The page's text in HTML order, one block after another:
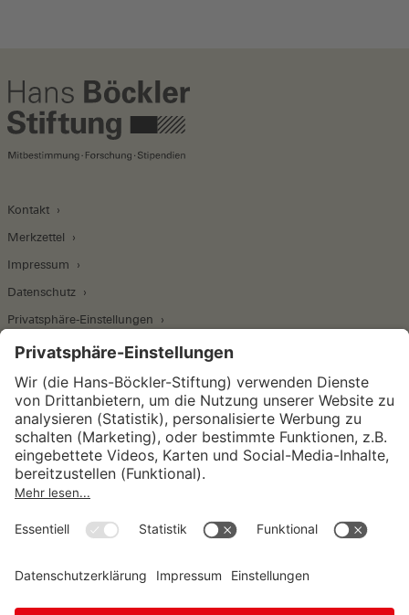
Kontakt
Merkzettel
Impressum
Datenschutz
Privatsphäre-Einstellungen
Wirtschafts- und Sozialwissenschaftliches Institut
Institut für Makroökonomie und
Konjunkturforschung
Unternehmensführung